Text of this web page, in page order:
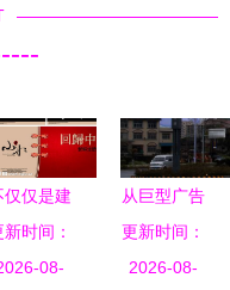
仅仅是建
，更是生
的温度
新时间：
08-
从巨型广告
到环境艺术
户外景观广
更新时间：
2026-08-